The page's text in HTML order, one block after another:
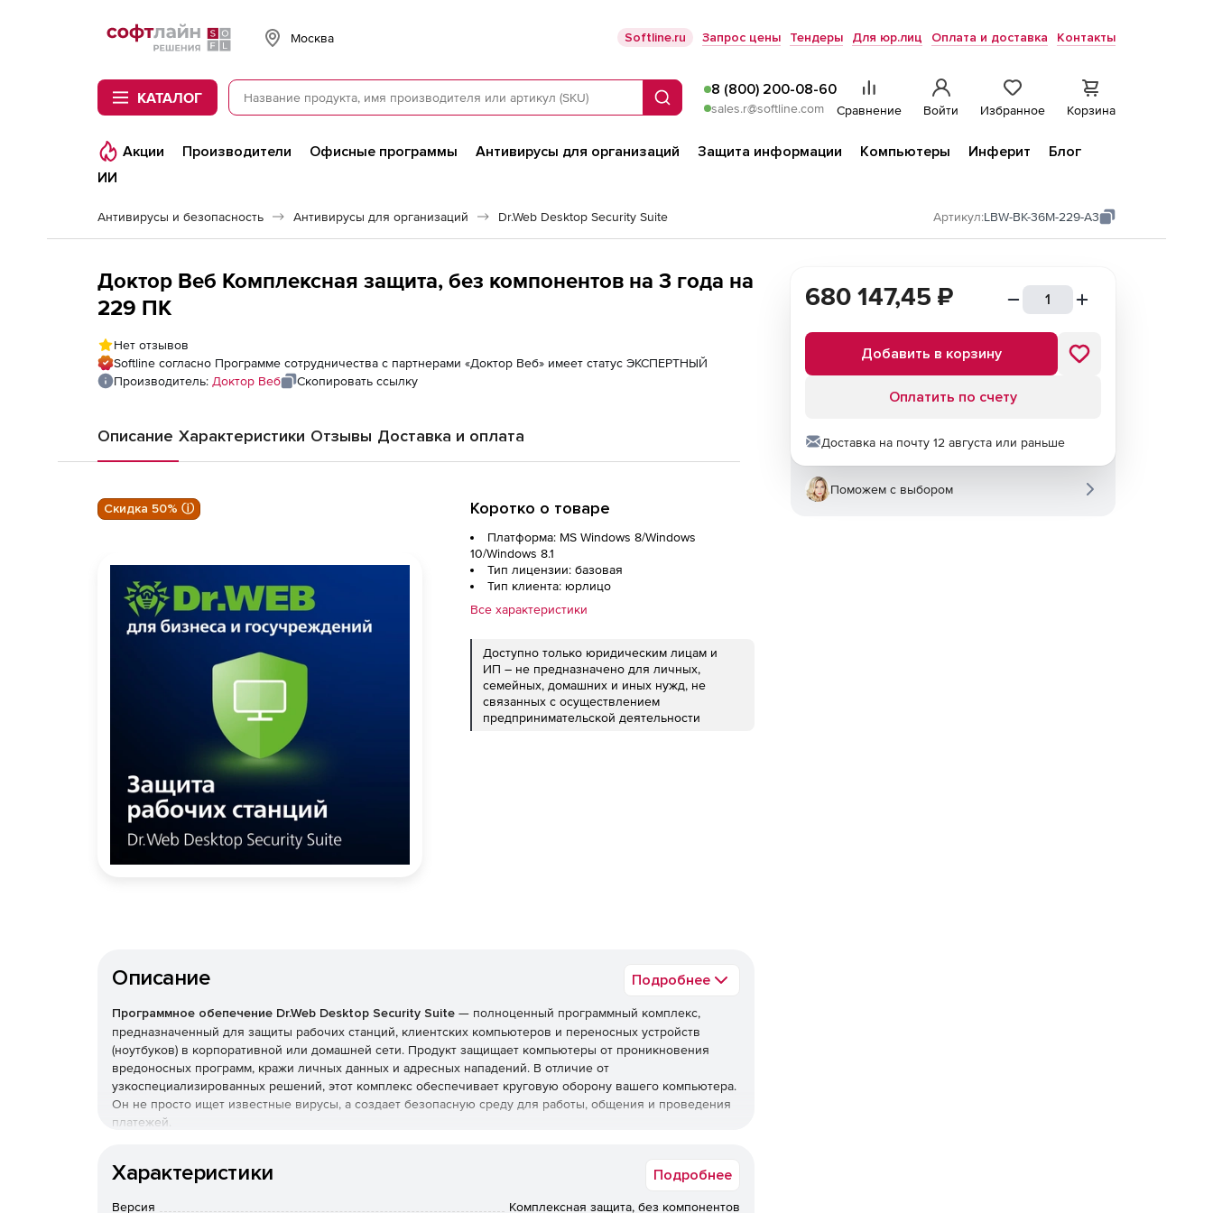
Softline
Москва Softline.ru Запрос цены Тендеры Для юр.лиц Оплата и доставка Контакты
КАТАЛОГ Поиск
8 (800) 200-08-60
sales.r@softline.com Сравнение Войти Избранное Корзина
Акции Производители Офисные программы Антивирусы для организаций Защита информации Компьютеры Инферит
Блог
ИИ
Антивирусы и безопасность Антивирусы для организаций Dr.Web Desktop Security Suite Артикул:LBW-BK-36M-229-A3
Доктор Веб Комплексная защита, без компонентов на 3 года на
229 ПК
Нет отзывов
Softline согласно Программе сотрудничества с партнерами «Доктор Веб» имеет статус ЭКСПЕРТНЫЙ
Производитель: Доктор Веб Скопировать ссылку
Описание Характеристики Отзывы Доставка и оплата
Скидка 50% ⓘ Коротко о товаре
Платформа: MS Windows 8/Windows
10/Windows 8.1
Тип лицензии: базовая
Тип клиента: юрлицо
Все характеристики
Доступно только юридическим лицам и
ИП – не предназначено для личных,
семейных, домашних и иных нужд, не
связанных с осуществлением
предпринимательской деятельности
Описание Подробнее
Программное обепечение Dr.Web Desktop Security Suite — полноценный программный комплекс,
предназначенный для защиты рабочих станций, клиентских компьютеров и переносных устройств
(ноутбуков) в корпоративной или домашней сети. Продукт защищает компьютеры от проникновения
вредоносных программ, кражи личных данных и адресных нападений. В отличие от
узкоспециализированных решений, этот комплекс обеспечивает круговую оборону вашего компьютера.
Он не просто ищет известные вирусы, а создает безопасную среду для работы, общения и проведения
платежей.
Преимущества Dr.Web Desktop Security Suite
Наличие сертификатов
Характеристики Подробнее
Версия Комплексная защита, без компонентов
680 147,45 ₽
Добавить в корзину
Оплатить по счету
Доставка на почту 12 августа или раньше
Поможем с выбором